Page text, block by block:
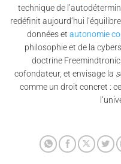
technique de
redéfinit aujourd’hui
données et autonomie
philosophie et de la
doctrine
cofondateur, et envisage la
comme un droit concret :